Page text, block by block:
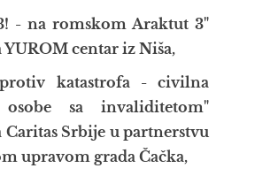
- na romskom Araktut 3"
YUROM centar iz Niša,
katastrofa - civilna
sa invaliditetom"
Caritas Srbije u partnerstvu
upravom grada Čačka,